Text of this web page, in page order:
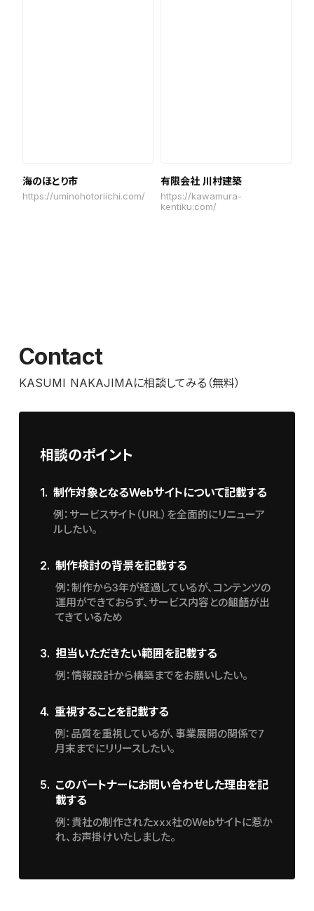
海のほとり市
https://uminohotoriichi.com/
有限会社 川村建築
https://kawamura-
kentiku.com/
Contact
KASUMI NAKAJIMAに相談してみる（無料）
相談のポイント
1. 制作対象となるWebサイトについて記載する
例：サービスサイト（URL）を全面的にリニューア
ルしたい。
2. 制作検討の背景を記載する
例：制作から3年が経過しているが、コンテンツの
運用ができておらず、サービス内容との齟齬が出
てきているため
3. 担当いただきたい範囲を記載する
例：情報設計から構築までをお願いしたい。
4. 重視することを記載する
例：品質を重視しているが、事業展開の関係で7
月末までにリリースしたい。
5. このパートナーにお問い合わせした理由を記
載する
例：貴社の制作されたxxx社のWebサイトに惹か
れ、お声掛けいたしました。